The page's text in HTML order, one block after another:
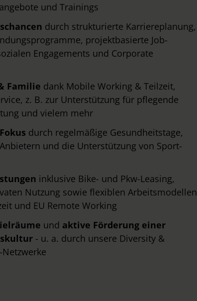
und Trainings
durch strukturierte Karriereplanung,
projektbasierte Job-
Engagements und Corporate
Familie dank Mobile Working & Teilzeit,
z. B. zur Unterstützung für pflegende
und vielem mehr
durch regelmäßige Gesundheitstage,
und die Unterstützung von Sport-
inklusive Bike- und Pkw-Leasing,
Nutzung sowie flexiblen Arbeitsmodellen
und EU Remote Working
und aktive Förderung einer
- u. a. durch unsere Diversity &